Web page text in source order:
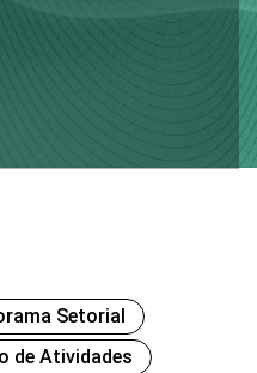
Setorial
de Atividades